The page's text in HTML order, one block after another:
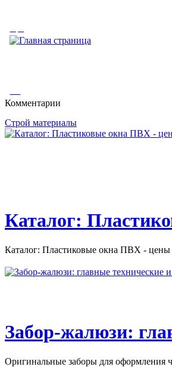
Ипотечное
кредитование в...
Главная страница
Главная страница / Строительство /
Комментарии
Строй материалы
Каталог:
Каталог: Пластиковые окна ПВХ - цены
Забор-жалюзи:
Оригинальные заборы для оформления